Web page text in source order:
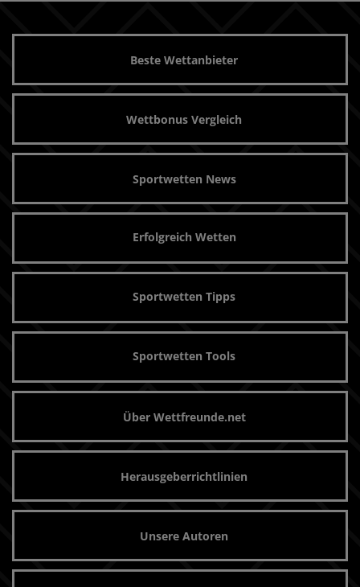
Beste Wettanbieter
Wettbonus Vergleich
Sportwetten News
Erfolgreich Wetten
Sportwetten Tipps
Sportwetten Tools
Über Wettfreunde.net
Herausgeberrichtlinien
Unsere Autoren